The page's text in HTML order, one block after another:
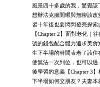
風景四十多歲的我，驚覺
想辦法克服閒暇與無聊該
習十年後也要閃閃發亮探
【Chapter 2】面對老化｜
號的錢包配合體力追求美食
生下半場的時間表老了該
使無法一次到位，也可以
後學習的意義【Chapter 3
下半場如何交朋友？夫妻